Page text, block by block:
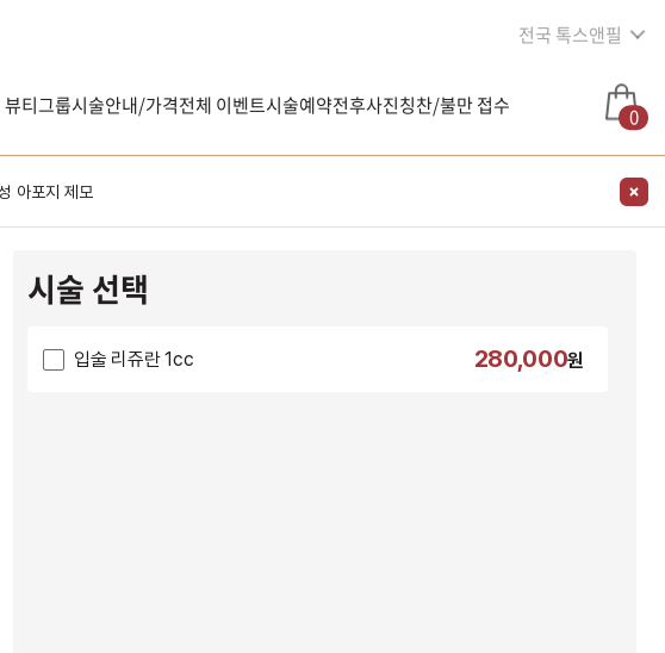
전국 톡스앤필
티그룹시술안내/가격전체 이벤트시술예약전후사진칭찬/불만 접수 0
아포지 제모
시술 선택
입술 리쥬란 1cc 280,000원